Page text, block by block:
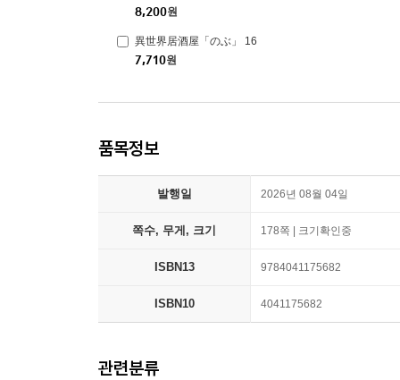
8,200원
異世界居酒屋「のぶ」 16
7,710원
품목정보
발행일 2026년 08월 04일
쪽수, 무게, 크기 178쪽 | 크기확인중
ISBN13 9784041175682
ISBN10 4041175682
관련분류